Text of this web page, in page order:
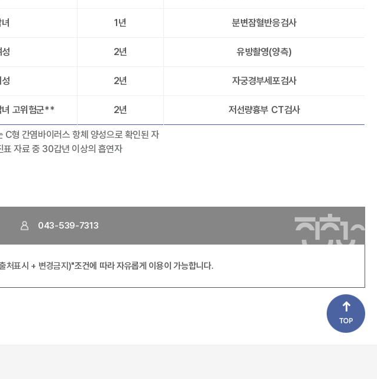
1년 분변잠혈반응검사
2년 유방촬영(양측)
2년 자궁경부세포검사
고위험군** 2년 저선량흉부 CT검사
형 간염바이러스 항체 양성으로 확인된 자
자료 중 30갑년 이상의 흡연자
043-539-7313
처표시 + 변경금지)"조건에 따라 자유롭게 이용이 가능합니다.